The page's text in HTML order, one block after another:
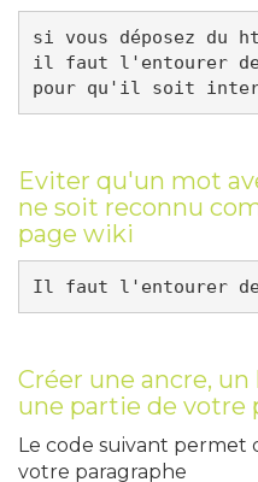
si vous déposez du
il faut l'entourer
pour qu'il soit
Eviter qu'un mot
ne soit reconnu
page wiki
Il faut l'entourer de
Créer une ancre,
une partie de votre
Le code suivant permet
votre paragraphe